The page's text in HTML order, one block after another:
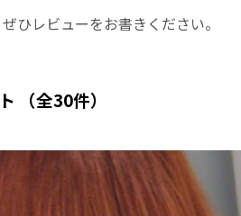
ひレビューをお書きください。
（全30件）